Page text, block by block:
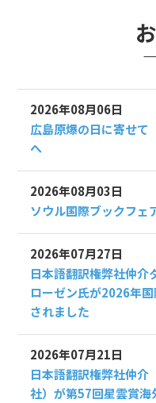
2026年08月06日
広島原爆の日に寄せ
へ
2026年08月03日
ソウル国際ブックフェ
2026年07月27日
日本語翻訳権弊社仲介
ローゼン氏が2026年
されました
2026年07月21日
日本語翻訳権弊社仲介
社）が第57回星雲賞